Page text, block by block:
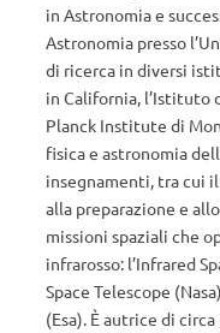
in Astronomia e
Astronomia presso
di ricerca in diversi
in California, l’Istituto
Planck Institute di
fisica e astronomia
insegnamenti, tra cui
alla preparazione e
missioni spaziali che
infrarosso: l’Infrared
Space Telescope
(Esa). È autrice di